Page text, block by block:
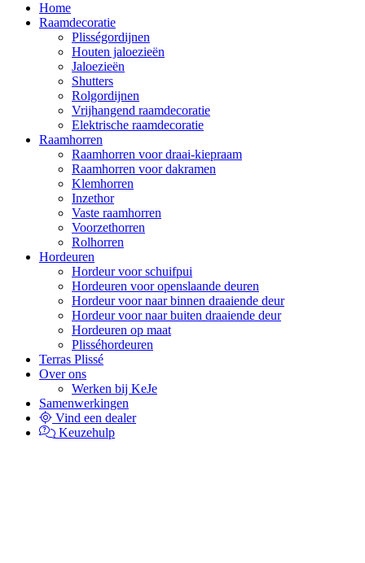
Home
Raamdecoratie
Plisségordijnen
Houten jaloezieën
Jaloezieën
Shutters
Rolgordijnen
Vrijhangend raamdecoratie
Elektrische raamdecoratie
Raamhorren
Raamhorren voor draai-kiepraam
Raamhorren voor dakramen
Klemhorren
Inzethor
Vaste raamhorren
Voorzethorren
Rolhorren
Hordeuren
Hordeur voor schuifpui
Hordeuren voor openslaande deuren
Hordeur voor naar binnen draaiende deur
Hordeur voor naar buiten draaiende deur
Hordeuren op maat
Plisséhordeuren
Terras Plissé
Over ons
Werken bij KeJe
Samenwerkingen
Vind een dealer
Keuzehulp